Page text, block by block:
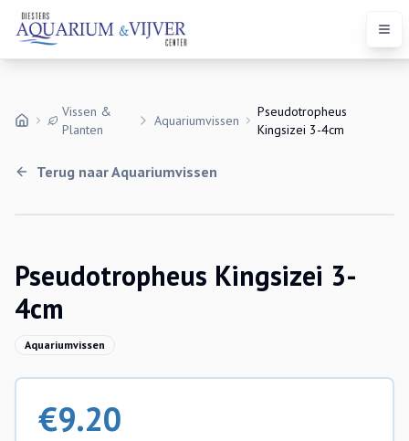
Vissen &
Planten
Aquariumvissen
Pseudotropheus
Kingsizei 3-4cm
Terug naarAquariumvissen
Pseudotropheus Kingsizei 3-
4cm
Aquariumvissen
€9.20